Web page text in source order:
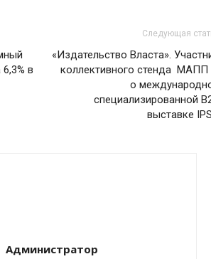
в
Следующая
«Издательство Власта».
коллективного стенда
о
специализированной
выставке
Администратор